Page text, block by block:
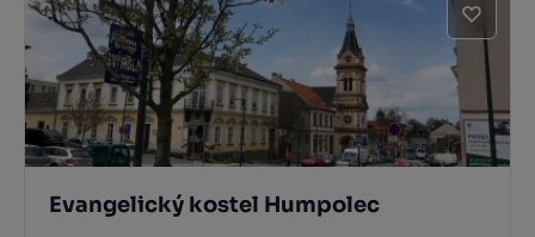
Evangelický kostel Humpolec